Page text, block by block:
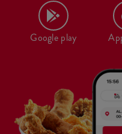
Google play